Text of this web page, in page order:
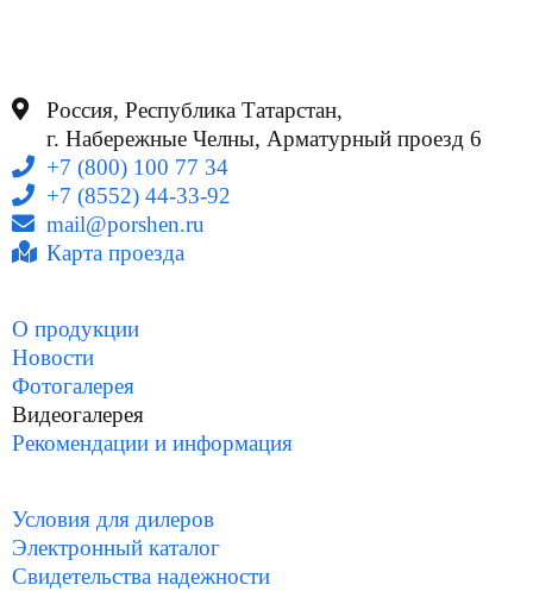
Россия, Республика Татарстан,
г. Набережные Челны, Арматурный проезд 6
+7 (800) 100 77 34
+7 (8552) 44-33-92
mail@porshen.ru
Карта проезда
О продукции
Новости
Фотогалерея
Видеогалерея
Рекомендации и информация
Условия для дилеров
Электронный каталог
Свидетельства надежности